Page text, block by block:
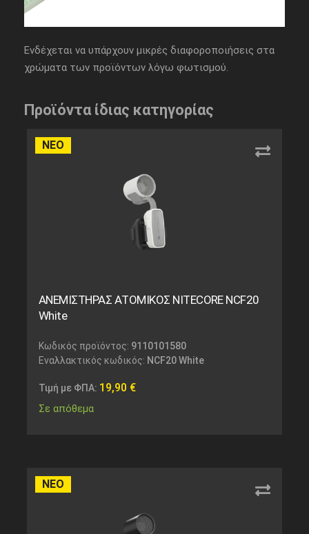
Ενδέχεται να υπάρχουν μικρές διαφοροποιήσεις στα
χρώματα των προϊόντων λόγω φωτισμού.
Προϊόντα ίδιας κατηγορίας
ΝΕΟ
ΑΝΕΜΙΣΤΗΡΑΣ ΑΤΟΜΙΚΟΣ NITECORE NCF20
White
Κωδικός προϊόντος: 9110101580
Εναλλακτικός κωδικός: NCF20 White
Τιμή με ΦΠΑ: 19,90 €
Σε απόθεμα
ΝΕΟ